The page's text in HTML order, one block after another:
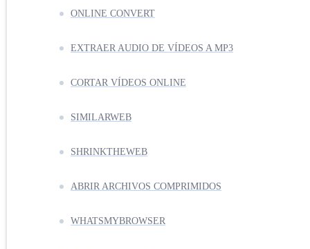
ONLINE CONVERT
EXTRAER AUDIO DE VÍDEOS A MP3
CORTAR VÍDEOS ONLINE
SIMILARWEB
SHRINKTHEWEB
ABRIR ARCHIVOS COMPRIMIDOS
WHATSMYBROWSER